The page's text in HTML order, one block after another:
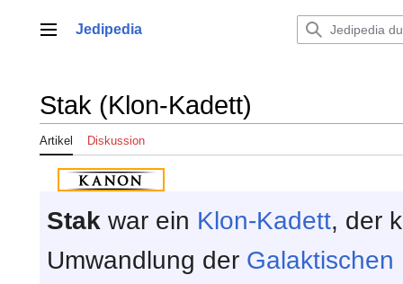
springenHauptmenü
Jedipedia
Stak (Klon-Kadett)
Artikel Diskussion
Stak war ein Klon-Kadett, der
Umwandlung der Galaktischen